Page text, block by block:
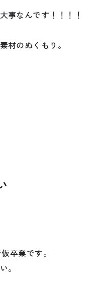
事なんです！！！！
材のぬくもり。
卒業です。
。